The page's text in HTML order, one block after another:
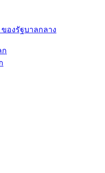
องรัฐบาลกลาง
ก